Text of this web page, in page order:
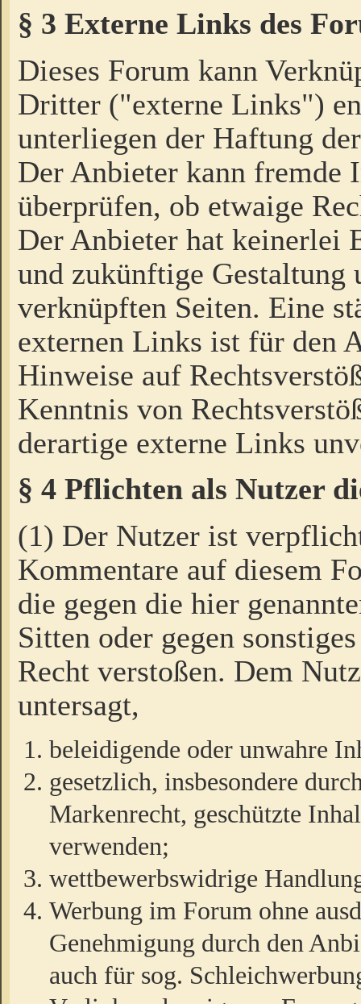
§ 3 Externe Links des
Dieses Forum kann
Dritter ("externe Links")
unterliegen der Haftung
Der Anbieter kann fremde
überprüfen, ob etwaige
Der Anbieter hat keinerlei
und zukünftige Gestaltung
verknüpften Seiten. Eine
externen Links ist für den
Hinweise auf
Kenntnis von
derartige externe Links
§ 4 Pflichten als Nutzer
(1) Der Nutzer ist
Kommentare auf diesem
die gegen die hier
Sitten oder gegen
Recht verstoßen. Dem
untersagt,
beleidigende oder unwahre
gesetzlich, insbesondere
Markenrecht, geschützte
verwenden;
wettbewerbswidrige
Werbung im Forum ohne
Genehmigung durch den
auch für sog.